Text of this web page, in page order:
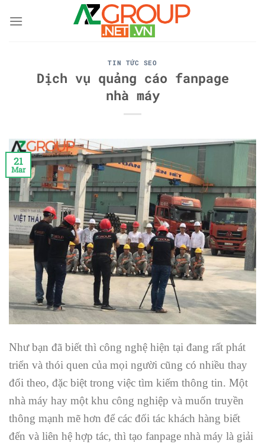
TIN TỨC SEO
Dịch vụ quảng cáo fanpage
nhà máy
21
Mar
Như bạn đã biết thì công nghệ hiện tại đang rất phát
triển và thói quen của mọi người cũng có nhiều thay
đổi theo, đặc biệt trong việc tìm kiếm thông tin. Một
nhà máy hay một khu công nghiệp và muốn truyền
thông mạnh mẽ hơn để các đối tác khách hàng biết
đến và liên hệ hợp tác, thì tạo fanpage nhà máy là giải